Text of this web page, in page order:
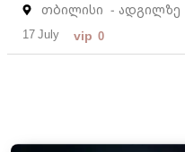
თბილისი - ადგილზე
17 July vip 0